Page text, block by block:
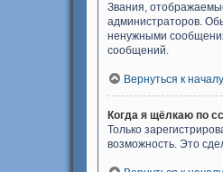
Звания,
администраторов.
ненужными
сообщений.
Вернуться к началу
Когда я щёлкаю по
Только
возможность. Это